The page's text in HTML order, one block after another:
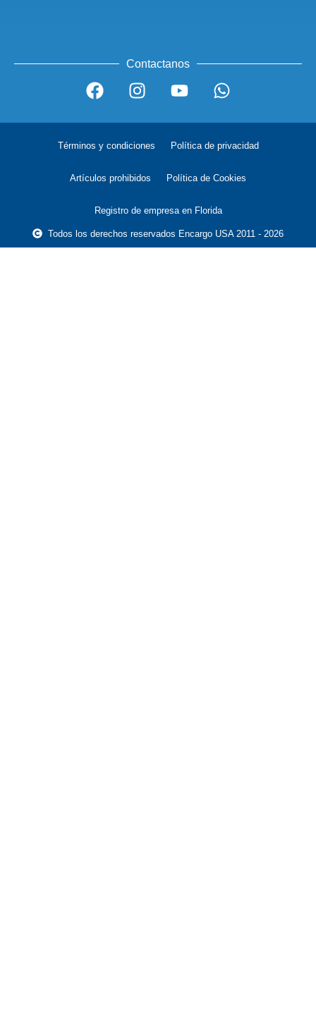
Contactanos
Términos y condiciones Política de privacidad
Artículos prohibidos Política de Cookies
Registro de empresa en Florida
Todos los derechos reservados Encargo USA 2011 - 2026